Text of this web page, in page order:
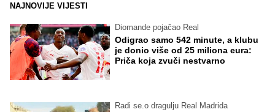
NAJNOVIJE VIJESTI
Diomande pojačao Real
Odigrao samo 542 minute, a klubu
je donio više od 25 miliona eura:
Priča koja zvuči nestvarno
Radi se.o dragulju Real Madrida